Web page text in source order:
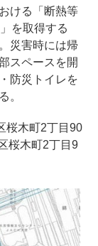
ける「断熱等
を取得する
災害時には帰
スペースを開
防災トイレを
。
桜木町2丁目90
桜木町2丁目9